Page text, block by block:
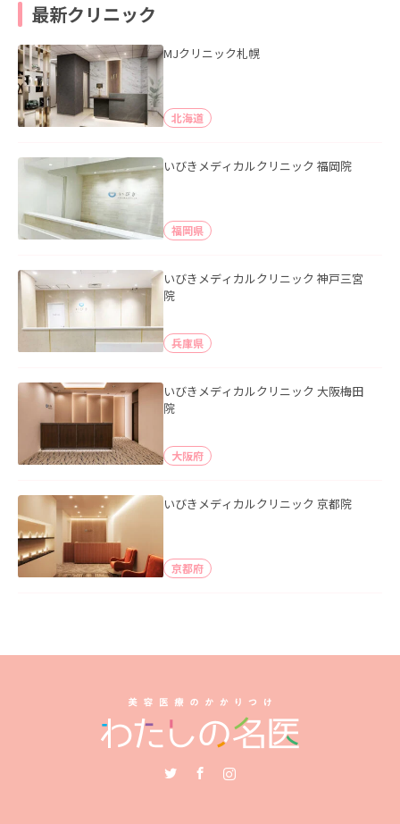
最新クリニック
MJクリニック札幌
北海道
いびきメディカルクリニック 福岡院
福岡県
いびきメディカルクリニック 神戸三宮
院
兵庫県
いびきメディカルクリニック 大阪梅田
院
大阪府
いびきメディカルクリニック 京都院
京都府